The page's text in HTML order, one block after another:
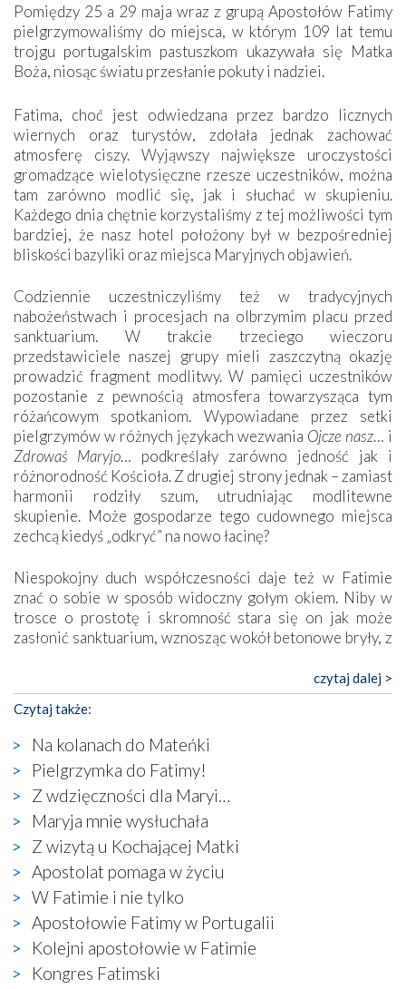
Pomiędzy 25 a 29 maja wraz z grupą Apostołów Fatimy
pielgrzymowaliśmy do miejsca, w którym 109 lat temu
trojgu portugalskim pastuszkom ukazywała się Matka
Boża, niosąc światu przesłanie pokuty i nadziei.
Fatima, choć jest odwiedzana przez bardzo licznych
wiernych oraz turystów, zdołała jednak zachować
atmosferę ciszy. Wyjąwszy największe uroczystości
gromadzące wielotysięczne rzesze uczestników, można
tam zarówno modlić się, jak i słuchać w skupieniu.
Każdego dnia chętnie korzystaliśmy z tej możliwości tym
bardziej, że nasz hotel położony był w bezpośredniej
bliskości bazyliki oraz miejsca Maryjnych objawień.
Codziennie uczestniczyliśmy też w tradycyjnych
nabożeństwach i procesjach na olbrzymim placu przed
sanktuarium. W trakcie trzeciego wieczoru
przedstawiciele naszej grupy mieli zaszczytną okazję
prowadzić fragment modlitwy. W pamięci uczestników
pozostanie z pewnością atmosfera towarzysząca tym
różańcowym spotkaniom. Wypowiadane przez setki
pielgrzymów w różnych językach wezwania Ojcze nasz… i
Zdrowaś Maryjo… podkreślały zarówno jedność jak i
różnorodność Kościoła. Z drugiej strony jednak – zamiast
harmonii rodziły szum, utrudniając modlitewne
skupienie. Może gospodarze tego cudownego miejsca
zechcą kiedyś „odkryć” na nowo łacinę?
Niespokojny duch współczesności daje też w Fatimie
znać o sobie w sposób widoczny gołym okiem. Niby w
trosce o prostotę i skromność stara się on jak może
zasłonić sanktuarium, wznosząc wokół betonowe bryły, z
katolickiego kultu. Tylko co wspólnego z żywą,
autentyczną wiarą mogą mieć płaskie, szare bunkry albo
kaplice, w których Tabernakulum przypomina bardziej
skrzynkę na narzędzia? Albo co powiedzieć o ustawionym
tuż przy nowej bazylice wielkim krzyżu, na którym
zamiast Chrystusa umieszczono dziwaczną postać jakby
wyjętą ze starożytnych hieroglifów? W kulturowym
kontekście naszych czasów to raczej karykatura niż godny
wizerunek Zbawiciela…
Zatem nawet w bezpośrednim otoczeniu sanktuarium
naocznie przekonaliśmy się, że wewnątrz Kościoła toczy
się ogromna walka o kształt katolicyzmu i o serca
wierzących. Do czego to zmaganie może prowadzić,
widzieliśmy w urokliwym, niewielkim mieście Obidos,
gdzie w miejscu dawnego kościoła działa dzisiaj…
księgarnia.
czytaj dalej >
Czytaj także:
Na kolanach do Mateńki
Pielgrzymka do Fatimy!
Z wdzięczności dla Maryi…
Maryja mnie wysłuchała
Z wizytą u Kochającej Matki
Apostolat pomaga w życiu
W Fatimie i nie tylko
Apostołowie Fatimy w Portugalii
Kolejni apostołowie w Fatimie
Kongres Fatimski